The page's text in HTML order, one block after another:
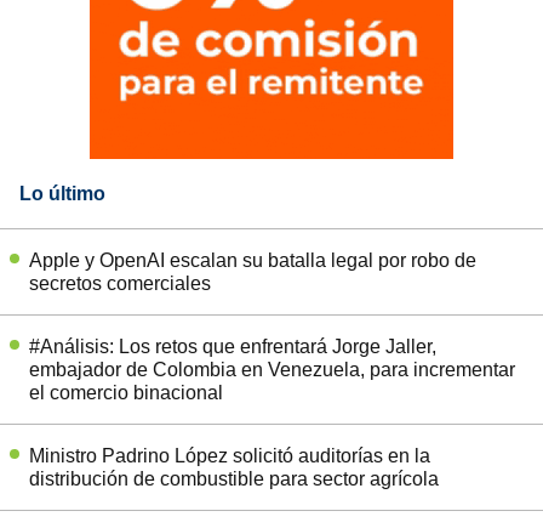
Lo último
Apple y OpenAI escalan su batalla legal por robo de
secretos comerciales
#Análisis: Los retos que enfrentará Jorge Jaller,
embajador de Colombia en Venezuela, para incrementar
el comercio binacional
Ministro Padrino López solicitó auditorías en la
distribución de combustible para sector agrícola